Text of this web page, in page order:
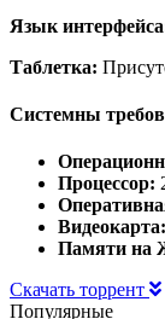
Язык
Таблетка:
Системны
Процессор:
Видеокарта:
Памяти на
Скачать торрент
Популярные